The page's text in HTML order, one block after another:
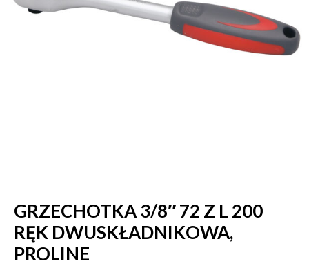
GRZECHOTKA 3/8″ 72 Z L 200
RĘK DWUSKŁADNIKOWA,
PROLINE